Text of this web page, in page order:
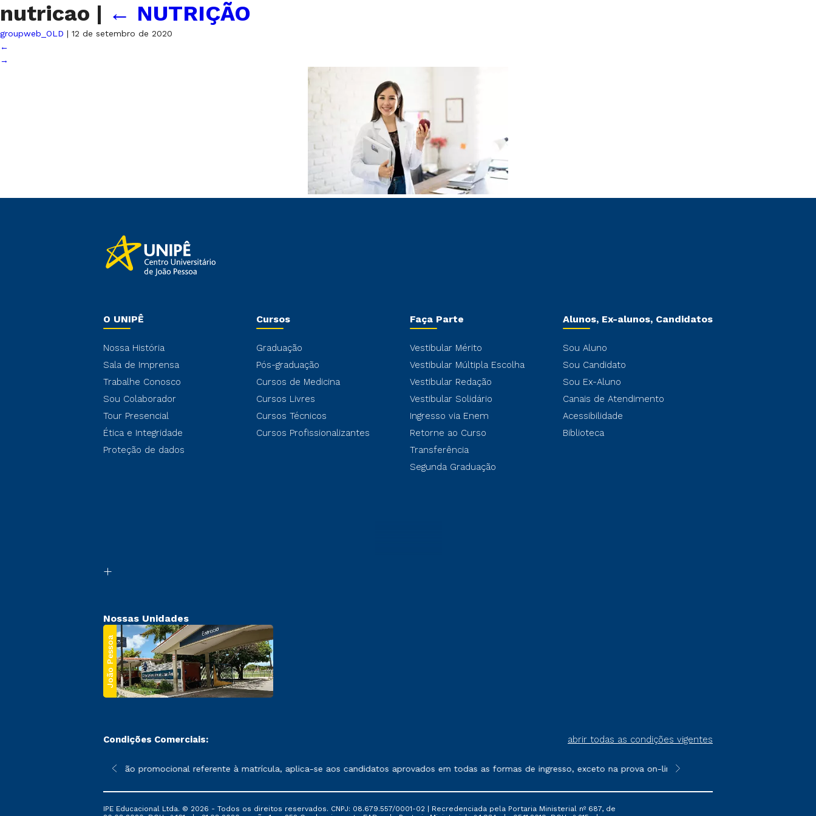
nutricao | ← NUTRIÇÃO
groupweb_OLD | 12 de setembro de 2020
←
→
O UNIPÊ
Nossa História
Sala de Imprensa
Trabalhe Conosco
Sou Colaborador
Tour Presencial
Ética e Integridade
Proteção de dados
Cursos
Graduação
Pós-graduação
Cursos de Medicina
Cursos Livres
Cursos Técnicos
Cursos Profissionalizantes
Faça Parte
Vestibular Mérito
Vestibular Múltipla Escolha
Vestibular Redação
Vestibular Solidário
Ingresso via Enem
Retorne ao Curso
Transferência
Segunda Graduação
Alunos, Ex-alunos, Candidatos
Sou Aluno
Sou Candidato
Sou Ex-Aluno
Canais de Atendimento
Acessibilidade
Biblioteca
Nossas Unidades
João Pessoa
Condições Comerciais: abrir todas as condições vigentes
sofrer alterações nos períodos de rematrícula conforme exposto no contrato de prestação de serviços.
*A condição promocional referente à matrícula, aplica-se aos candidatos aprovados em todas as formas de ingresso, exceto na prova on-line ou agendada, que ofertam
**Semipresencial é um formato do
IPE Educacional Ltda. © 2026 - Todos os direitos reservados. CNPJ: 08.679.557/0001-02 | Recredenciada pela Portaria Ministerial nº 687, de